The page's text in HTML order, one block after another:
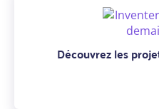
Découvrez les